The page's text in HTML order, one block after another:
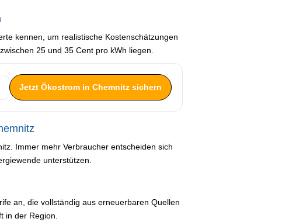
kennen, um realistische Kostenschätzungen
25 und 35 Cent pro kWh liegen.
Jetzt Ökostrom in Chemnitz sichern
Immer mehr Verbraucher entscheiden sich
unterstützen.
an, die vollständig aus erneuerbaren Quellen
in der Region.